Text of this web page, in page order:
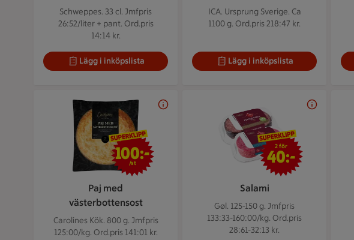
Schweppes. 33 cl. Jmfpris
26:52/liter + pant. Ord.pris
14:14 kr.
Lägg i inköpslista
ICA. Ursprung Sverige. Ca
1100 g. Ord.pris 218:47 kr.
Lägg i inköpslista
Paj med
västerbottensost
Carolines Kök. 800 g. Jmfpris
125:00/kg. Ord.pris 141:01 kr.
100 kr/st
100:-
/st
Salami
Gøl. 125-150 g. Jmfpris
133:33-160:00/kg. Ord.pris
28:61-32:13 kr.
2 för 40 kr
2 för
40:-